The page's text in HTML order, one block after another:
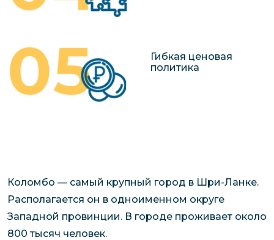
Гибкая ценовая
политика
Коломбо — самый крупный город в Шри-Ланке.
Располагается он в одноименном округе
Западной провинции. В городе проживает около
800 тысяч человек.